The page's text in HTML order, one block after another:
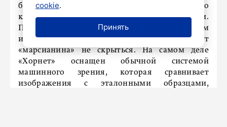
быстро производится, а главное, в его
комплексе управления заложены нейросети.
Последние якобы распознают цель днем
и ночью в любую погоду, и поэтому от
«марсианина» не скрыться. На самом деле
«Хорнет» оснащен обычной системой
машинного зрения, которая сравнивает
изображения с эталонными образцами,
cookie.
Принять